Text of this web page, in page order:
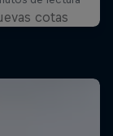
cotas